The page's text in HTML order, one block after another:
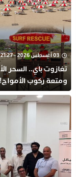
03 أغسطس 2026 - 21:27
تغازوت باي.. السحر
ومتعة ركوب الأمواج!